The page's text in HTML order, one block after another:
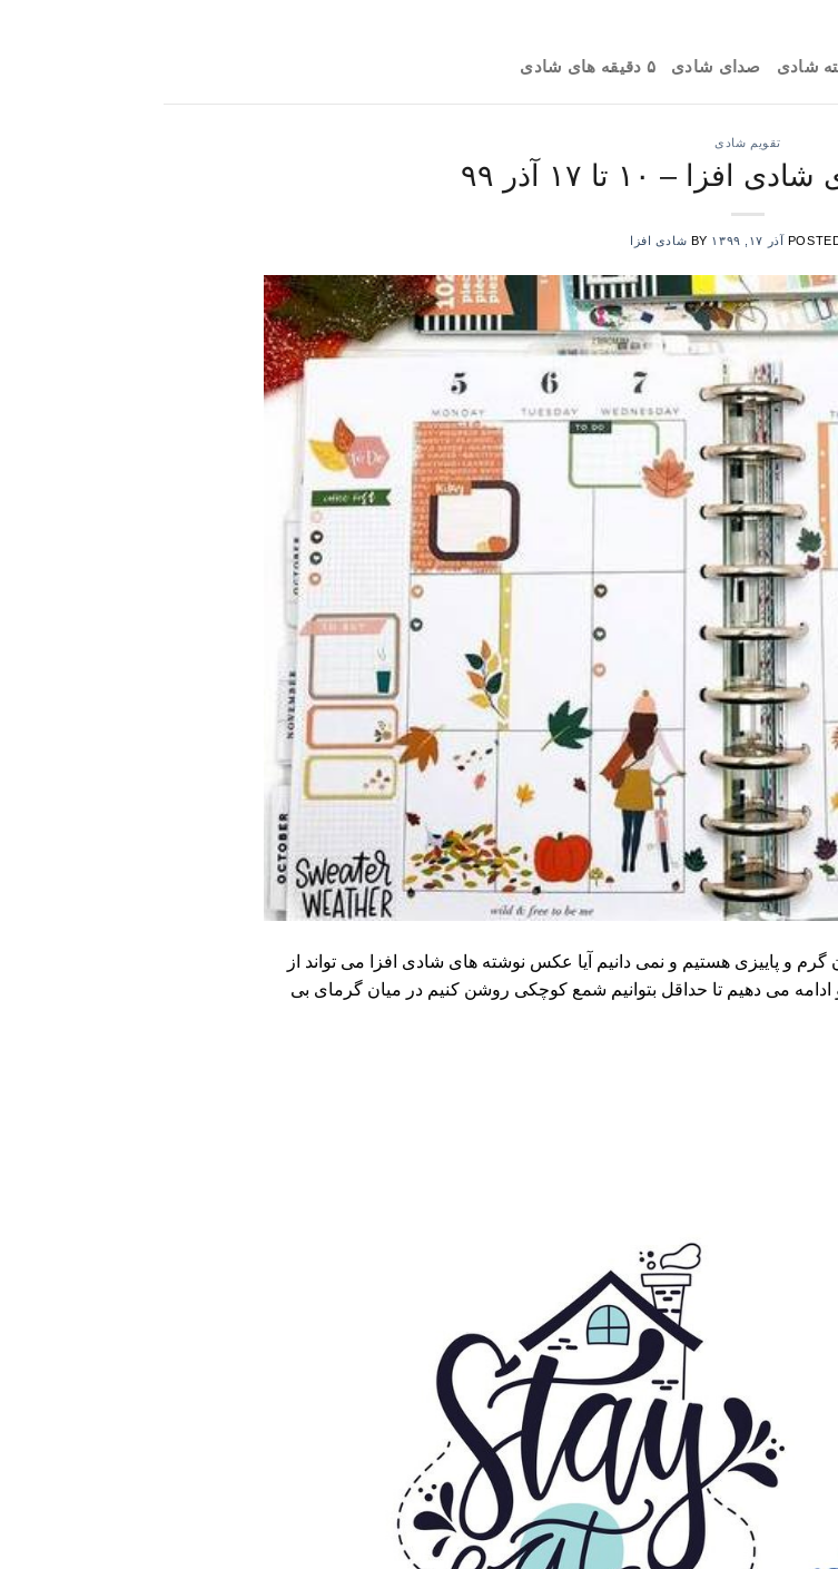
شادی صدای شادی ۵ دقیقه های شادی
تقویم شادی
– ۱۰ تا ۱۷ آذر ۹۹
آذر ۱۷, ۱۳۹۹ BY شادی افزا
و پاییزی هستیم و نمی دانیم آیا عکس نوشته های شادی افزا می تواند از
ادامه می دهیم تا حداقل بتوانیم شمع کوچکی روشن کنیم در میان گرمای بی